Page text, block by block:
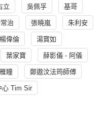
立 吳佩孚 基哥
治 張曉嵐 朱利安
楊偉倫 湯寳如
葉家寶 薛影儀 - 阿儀
瞳 鄭遨汶法筠師傅
心 Tim Sir